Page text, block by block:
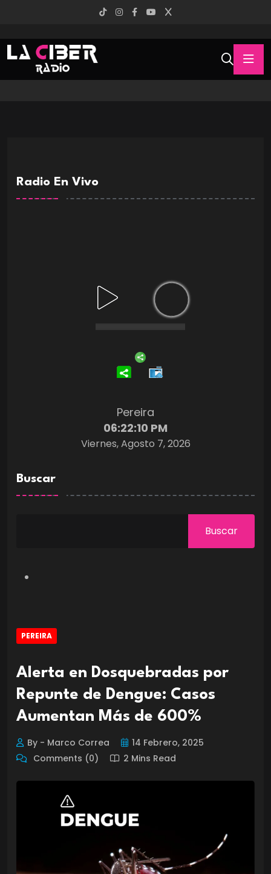
PEREIRA
Alerta en Dosquebradas por
Repunte de Dengue: Casos
Aumentan Más de 600%
By - Marco Correa
14 Febrero, 2025
Comments (0)
2 Mins Read
Radio En Vivo
Pereira
06:22:11 PM
Viernes, Agosto 7, 2026
Buscar
Buscar